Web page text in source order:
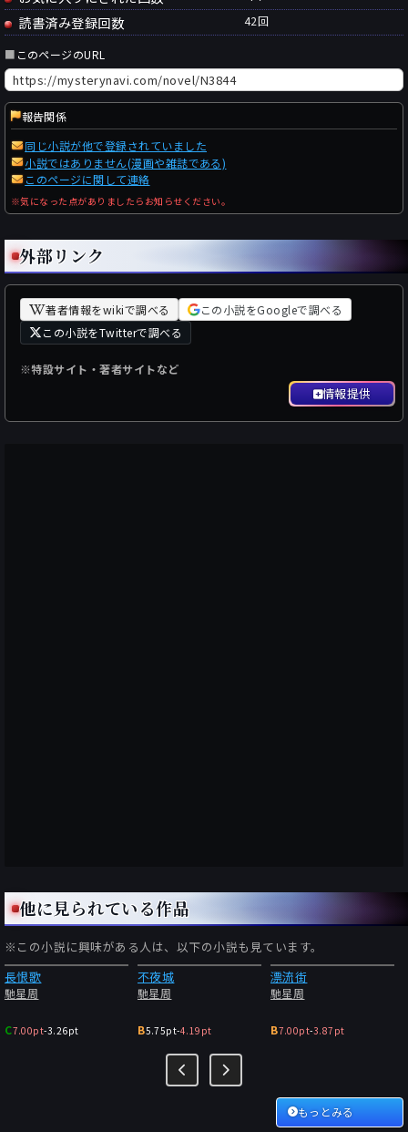
読書済み登録回数 42回
■ このページのURL
報告関係
同じ小説が他で登録されていました
小説ではありません(漫画や雑誌である)
このページに関して連絡
※気になった点がありましたらお知らせください。
外部リンク
著者情報をwikiで調べる
この小説をGoogleで調べる
この小説をTwitterで調べる
※特設サイト・著者サイトなど
情報提供
他に見られている作品
※この小説に興味がある人は、以下の小説も見ています。
長恨歌
馳星周
C7.00pt-3.26pt
不夜城
馳星周
B5.75pt-4.19pt
漂流街
馳星周
B7.00pt-3.87pt
もっとみる